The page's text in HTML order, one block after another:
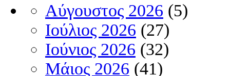
Αύγουστος 2026 (5)
Ιούλιος 2026 (27)
Ιούνιος 2026 (32)
Μάιος 2026 (41)